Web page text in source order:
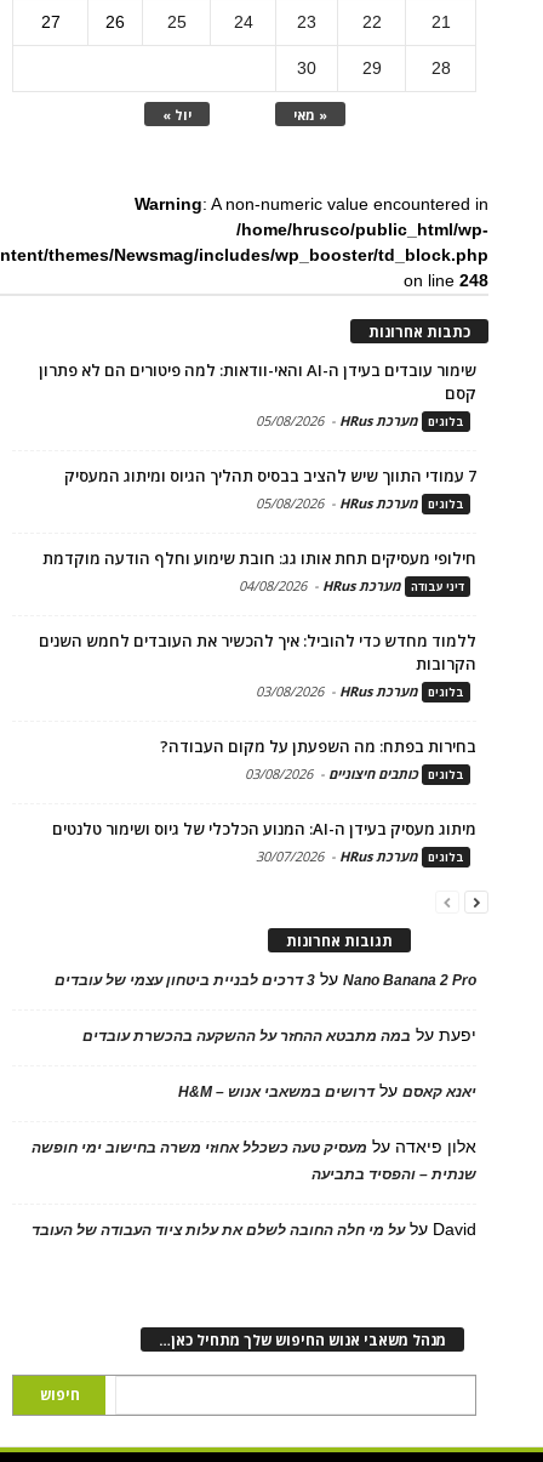
« מאי יול »
21
22
23
24
25
26
27
28
29
30
Warning: A non-numeric value encountered in
/home/hrusco/public_html/wp-
themes/Newsmag/includes/wp_booster/td_block.php
on line248
כתבות אחרונות
שימור עובדים בעידן ה-AI והאי-וודאות: למה פיטורים הם לא פתרון
קסם
בלוגים מערכת HRus -
05/08/2026
7 עמודי התווך שיש להציב בבסיס תהליך הגיוס ומיתוג המעסיק
בלוגים מערכת HRus -
05/08/2026
חילופי מעסיקים תחת אותו גג: חובת שימוע וחלף הודעה מוקדמת
דיני עבודה מערכת HRus -
04/08/2026
ללמוד מחדש כדי להוביל: איך להכשיר את העובדים לחמש השנים
הקרובות
בלוגים מערכת HRus -
03/08/2026
בחירות בפתח: מה השפעתן על מקום העבודה?
בלוגים כותבים חיצוניים -
03/08/2026
מיתוג מעסיק בעידן ה-AI: המנוע הכלכלי של גיוס ושימור טלנטים
בלוגים מערכת HRus -
30/07/2026
תגובות אחרונות
Nano Banana 2 Proעל 3 דרכים לבניית ביטחון עצמי של עובדים
יפעתעל במה מתבטא ההחזר על ההשקעה בהכשרת עובדים
יאנא קאסםעלדרושים במשאבי אנוש – H&M
אלון פיאדה על מעסיק טעה כשכלל אחוזי משרה בחישוב ימי חופשה
שנתית – והפסיד בתביעה
David עלעל מי חלה החובה לשלם את עלות ציוד העבודה של העובד
מנהל משאבי אנוש החיפוש שלך מתחיל כאן…